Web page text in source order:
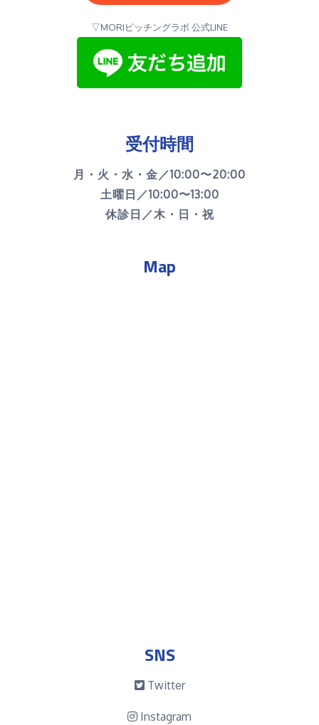
▽MORIピッチングラボ 公式LINE
受付時間
月・火・水・金／10:00〜20:00
土曜日／10:00〜13:00
休診日／木・日・祝
Map
SNS
Twitter
Instagram